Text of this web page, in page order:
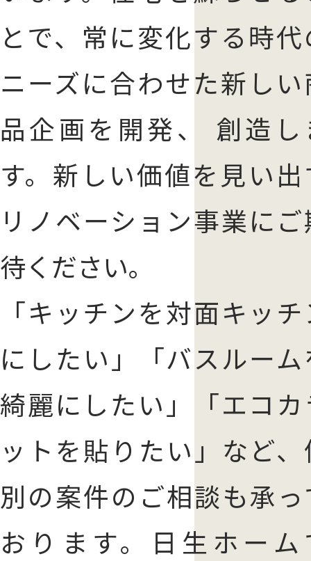
とで、常に変化する時代
ニーズに合わせた新しい
品企画を開発、 創造し
す。新しい価値を見い出
リノベーション事業にご
待ください。
「キッチンを対面キッ
にしたい」「バスルーム
綺麗にしたい」「エコカ
ットを貼りたい」など、
別の案件のご相談も承っ
おります。日生ホーム